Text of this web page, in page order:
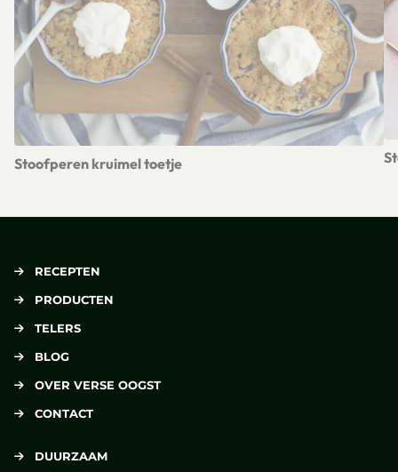
Stoofperen kruimel toetje
RECEPTEN
PRODUCTEN
TELERS
BLOG
OVER VERSE OOGST
CONTACT
DUURZAAM